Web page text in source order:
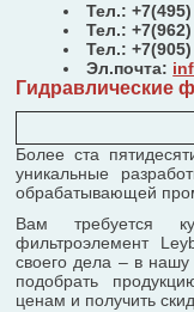
Тел.:
Тел.:
Тел.:
Эл.почта:
Гидравлические
Более ста
уникальные
обрабатывающей
Вам требуется
фильтроэлемент
своего дела – в
подобрать
ценам и получить